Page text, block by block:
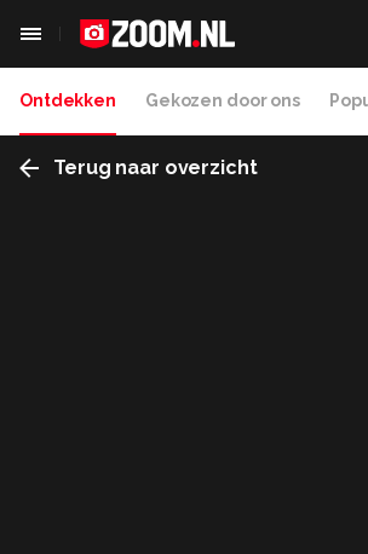
Ontdekken Gekozen door ons
Terug naar overzicht